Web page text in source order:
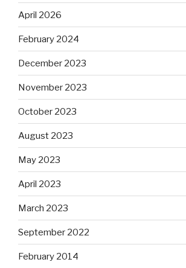
April 2026
February 2024
December 2023
November 2023
October 2023
August 2023
May 2023
April 2023
March 2023
September 2022
February 2014